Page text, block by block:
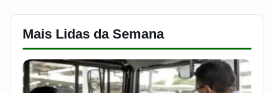
Mais Lidas da Semana